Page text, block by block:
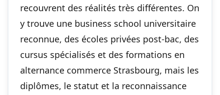
recouvrent des réalités très différentes. On
y trouve une business school universitaire
reconnue, des écoles privées post-bac, des
cursus spécialisés et des formations en
alternance commerce Strasbourg, mais les
diplômes, le statut et la reconnaissance